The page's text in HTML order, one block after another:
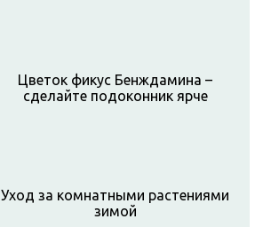
Цветок фикус Бенждамина –
сделайте подоконник ярче
Уход за комнатными растениями
зимой